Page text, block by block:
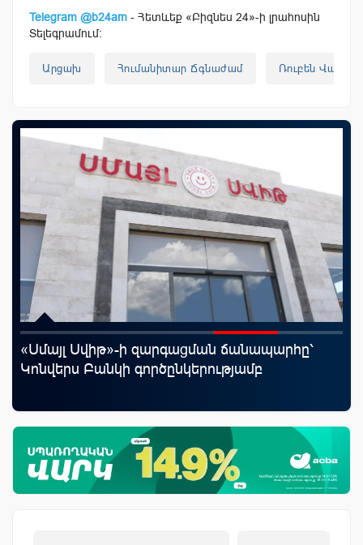
Telegram @b24am - Հետևեք «Բիզնես 24»-ի լրահոսին
Տելեգրամում:
Արցախ Հումանիտար Ճգնաժամ Ռուբեն
«Սմայլ Սվիթ»-ի զարգացման ճանապարհը՝
Կոնվերս Բանկի գործընկերությամբ